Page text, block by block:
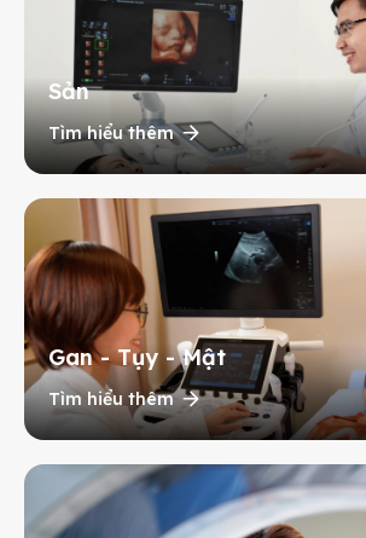
Sản
Tìm hiểu thêm
Gan - Tụy - Mật
Tìm hiểu thêm